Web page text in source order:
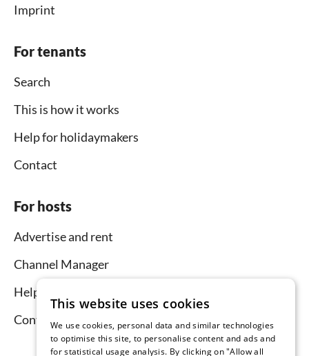
Imprint
For tenants
Search
This is how it works
Help for holidaymakers
Contact
For hosts
Advertise and rent
Channel Manager
Help for hosts
Contact
This website uses cookies
We use cookies, personal data and similar technologies
to optimise this site, to personalise content and ads and
for statistical usage analysis. By clicking on "Allow all